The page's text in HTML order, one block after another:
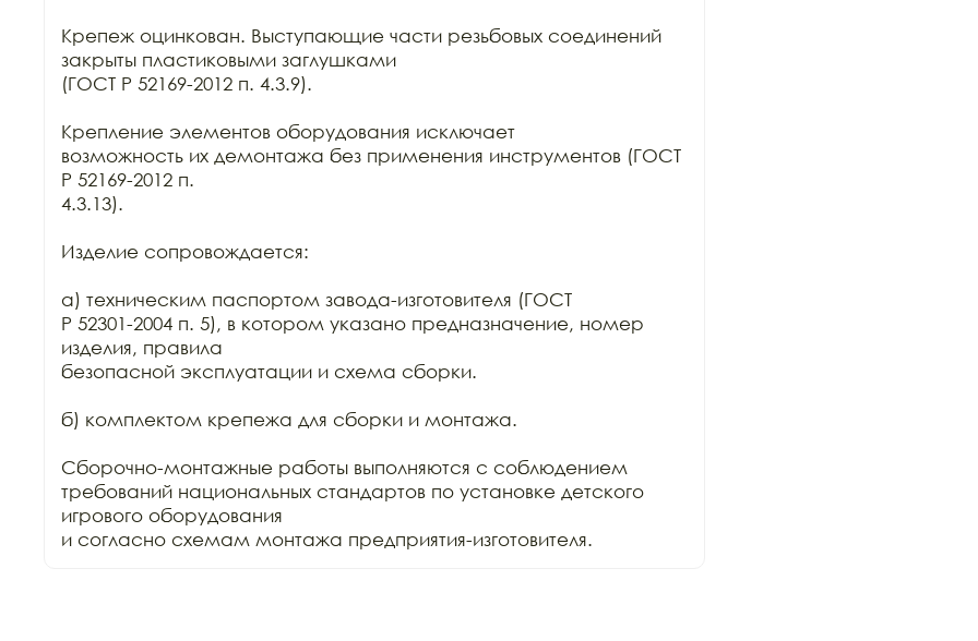
Крепеж оцинкован. Выступающие части резьбовых соединений
закрыты пластиковыми заглушками
(ГОСТ Р 52169-2012 п. 4.3.9).
Крепление элементов оборудования исключает
возможность их демонтажа без применения инструментов (ГОСТ
Р 52169-2012 п.
4.3.13).
Изделие сопровождается:
а) техническим паспортом завода-изготовителя (ГОСТ
Р 52301-2004 п. 5), в котором указано предназначение, номер
изделия, правила
безопасной эксплуатации и схема сборки.
б) комплектом крепежа для сборки и монтажа.
Сборочно-монтажные работы выполняются с соблюдением
требований национальных стандартов по установке детского
игрового оборудования
и согласно схемам монтажа предприятия-изготовителя.